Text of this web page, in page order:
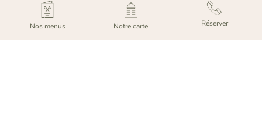
Mandrin 1754
devient un
souvenir inoubliable
Nos menus Notre carte Réserver